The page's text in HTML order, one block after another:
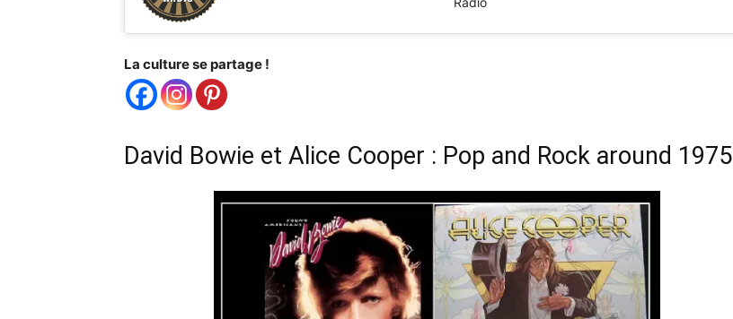
La culture se partage !
David Bowie et Alice Cooper : Pop and Rock around 1975